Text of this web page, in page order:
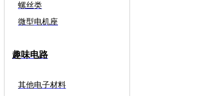
螺丝类
微型电机座
趣味电路
其他电子材料